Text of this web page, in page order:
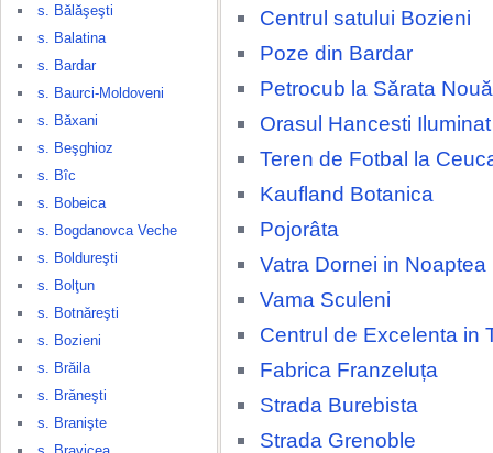
s. Bălăşeşti
s. Balatina
s. Bardar
s. Baurci-Moldoveni
s. Băxani
s. Beşghioz
s. Bîc
s. Bobeica
s. Bogdanovca Veche
s. Boldureşti
s. Bolţun
s. Botnăreşti
s. Bozieni
s. Brăila
s. Brăneşti
s. Branişte
Centrul satului Bozieni
Poze din Bardar
Petrocub la Sărata Nouă
Orasul Hancesti
Teren de Fotbal la
Kaufland Botanica
Pojorâta
Vatra Dornei in Noaptea
Vama Sculeni
Centrul de Excelenta in
Fabrica Franzeluța
Strada Burebista
Strada Grenoble